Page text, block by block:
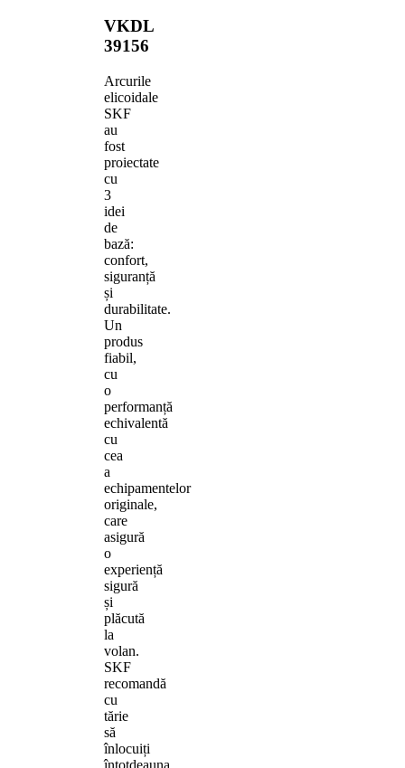
VKDL
39156
Arcurile
elicoidale
SKF
au
fost
proiectate
cu
3
idei
de
bază:
confort,
siguranță
și
durabilitate.
Un
produs
fiabil,
cu
o
performanță
echivalentă
cu
cea
a
echipamentelor
originale,
care
asigură
o
experiență
sigură
și
plăcută
la
volan.
SKF
recomandă
cu
tărie
să
înlocuiți
întotdeauna